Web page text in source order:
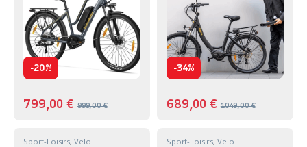
-20%
799,00€ 999,00€
-34%
689,00€ 1049,00€
Sport-Loisirs, Velo Sport-Loisirs, Velo